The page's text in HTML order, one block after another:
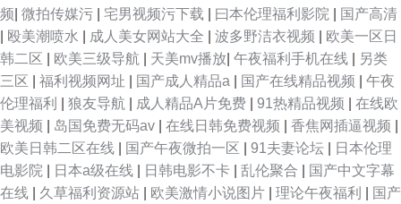
频 微拍传媒污 宅男视频污下载 曰本伦理福利影院
国产高清
殴美潮喷水 成人美女网站大全 波多野洁衣视频
欧美一区日
韩二区
欧美三级导航 天美mv播放 午夜福利手机在线
另类
三区
福利视频网址 国产成人精品a 国产在线精品视频
午夜
伦理福利
狼友导航 成人精品A片免费 91热精品视频
在线欧
美视频
岛国免费无码av 在线日韩免费视频 香焦网插逼视频
欧美日韩二区在线
国产午夜微拍一区 91夫妻论坛
日本伦理
电影院
日本a级在线 日韩电影不卡 乱伦聚合
国产中文字幕
在线
久草福利资源站 欧美激情小说图片 理论午夜福利
国产